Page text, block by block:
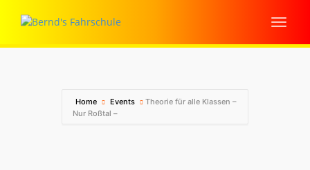
Home Events
Theorie für alle Klassen –
Nur Roßtal –